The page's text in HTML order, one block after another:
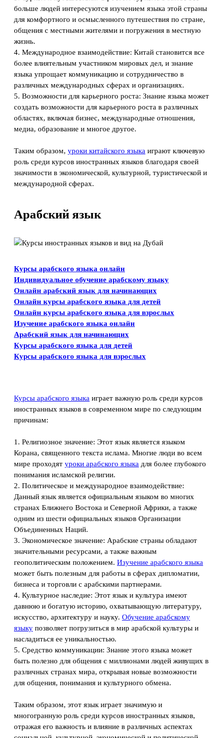
больше людей интересуются изучением языка этой страны
для комфортного и осмысленного путешествия по стране,
общения с местными жителями и погружения в местную
жизнь.
4. Международное взаимодействие: Китай становится все
более влиятельным участником мировых дел, и знание
языка упрощает коммуникацию и сотрудничество в
различных международных сферах и организациях.
5. Возможности для карьерного роста: Знание языка может
создать возможности для карьерного роста в различных
областях, включая бизнес, международные отношения,
медиа, образование и многое другое.
Таким образом, уроки китайского языка играют ключевую
роль среди курсов иностранных языков благодаря своей
значимости в экономической, культурной, туристической и
международной сферах.
Арабский язык
Курсы арабского языка онлайн
Индивидуальное обучение арабскому языку
Онлайн арабский язык для начинающих
Онлайн курсы арабского языка для детей
Онлайн курсы арабского языка для взрослых
Изучение арабского языка онлайн
Арабский язык для начинающих
Курсы арабского языка для детей
Курсы арабского языка для взрослых
Курсы арабского языка играет важную роль среди курсов
иностранных языков в современном мире по следующим
причинам:
1. Религиозное значение: Этот язык является языком
Корана, священного текста ислама. Многие люди во всем
мире проходят уроки арабского языка для более глубокого
понимания исламской религии.
2. Политическое и международное взаимодействие:
Данный язык является официальным языком во многих
странах Ближнего Востока и Северной Африки, а также
одним из шести официальных языков Организации
Объединенных Наций.
3. Экономическое значение: Арабские страны обладают
значительными ресурсами, а также важным
геополитическим положением. Изучение арабского языка
может быть полезным для работы в сферах дипломатии,
бизнеса и торговли с арабскими партнерами.
4. Культурное наследие: Этот язык и культура имеют
давнюю и богатую историю, охватывающую литературу,
искусство, архитектуру и науку. Обучение арабскому
языку позволяет погрузиться в мир арабской культуры и
насладиться ее уникальностью.
5. Средство коммуникации: Знание этого языка может
быть полезно для общения с миллионами людей живущих в
различных странах мира, открывая новые возможности
для общения, понимания и культурного обмена.
Таким образом, этот язык играет значимую и
многогранную роль среди курсов иностранных языков,
отражая его важность и влияние в различных аспектах